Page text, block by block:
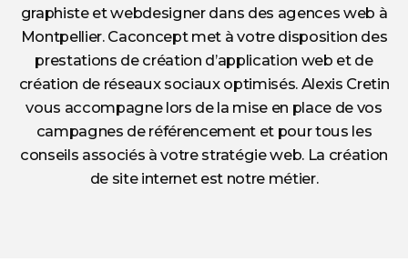
graphiste et webdesigner dans des agences web à
Montpellier. Caconcept met à votre disposition des
prestations de création d’application web et de
création de réseaux sociaux optimisés. Alexis Cretin
vous accompagne lors de la mise en place de vos
campagnes de référencement et pour tous les
conseils associés à votre stratégie web. La création
de site internet est notre métier.